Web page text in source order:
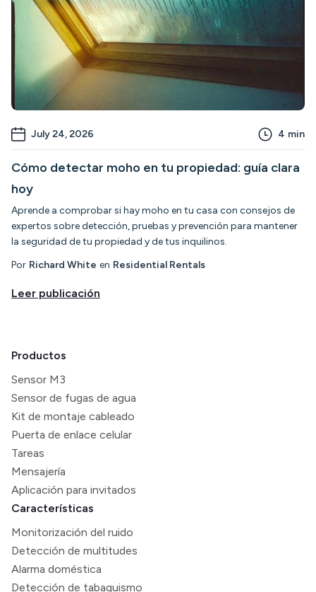
July 24, 2026 4 min
Cómo detectar moho en tu propiedad: guía clara
hoy
Aprende a comprobar si hay moho en tu casa con consejos de
expertos sobre detección, pruebas y prevención para mantener
la seguridad de tu propiedad y de tus inquilinos.
Por Richard White en Residential Rentals
Leer publicación
Productos
Sensor M3
Sensor de fugas de agua
Kit de montaje cableado
Puerta de enlace celular
Tareas
Mensajería
Aplicación para invitados
Características
Monitorización del ruido
Detección de multitudes
Alarma doméstica
Detección de tabaquismo